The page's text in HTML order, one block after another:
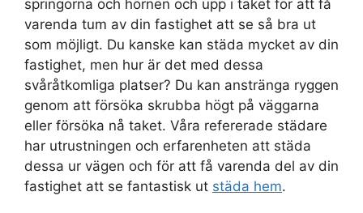
springorna och hörnen och upp i taket för att få
varenda tum av din fastighet att se så bra ut
som möjligt. Du kanske kan städa mycket av din
fastighet, men hur är det med dessa
svåråtkomliga platser? Du kan anstränga ryggen
genom att försöka skrubba högt på väggarna
eller försöka nå taket. Våra refererade städare
har utrustningen och erfarenheten att städa
dessa ur vägen och för att få varenda del av din
fastighet att se fantastisk ut städa hem.